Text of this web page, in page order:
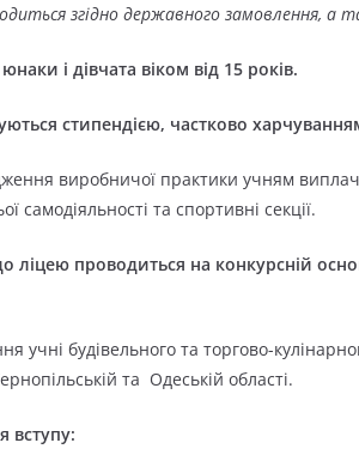
згідно державного замовлення, а
і дівчата віком від 15 років.
стипендією, частково
виробничої практики учням
самодіяльності та спортивні секції.
ліцею проводиться на конкурсній
учні будівельного та торгово-
та Одеській області.
вступу: